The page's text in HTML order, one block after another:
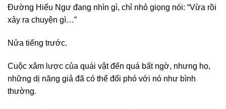
Đường Hiểu Ngư đang nhìn gì, chỉ nhỏ giọng nói: “Vừa rồi
xảy ra chuyện gì…”
Nửa tiếng trước.
Cuộc xâm lược của quái vật đến quá bất ngờ, nhưng họ,
những dị năng giả đã có thể đối phó với nó như bình
thường.